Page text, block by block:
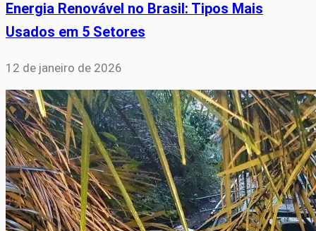
Energia Renovável no Brasil: Tipos Mais
Usados em 5 Setores
12 de janeiro de 2026